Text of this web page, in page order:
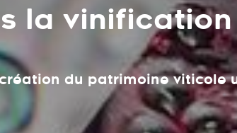
la
du patrimoine viticole